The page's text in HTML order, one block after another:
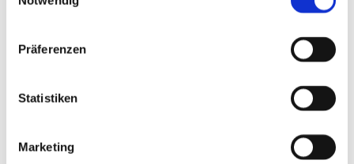
Präferenzen
Statistiken
Marketing